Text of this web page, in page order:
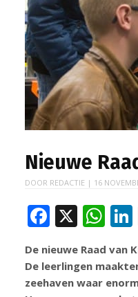
Nieuwe
DOOR REDACTIE | 16
F
ac
e
b
X W
h
at
s
De nieuwe Raad van
De leerlingen
zeehaven waar